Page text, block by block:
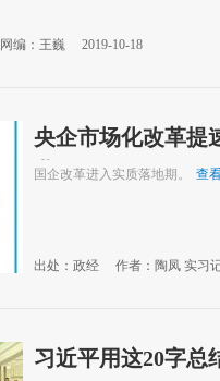
网编：王巍 2019-10-18
央企市场化改革提
业
国企改革进入实质落地期。 查
出处：政经 作者：陶凤 实习
习近平用这20字总